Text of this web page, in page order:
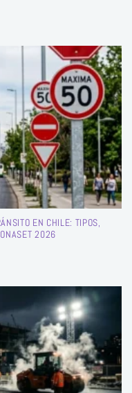
EN CHILE: TIPOS,
2026